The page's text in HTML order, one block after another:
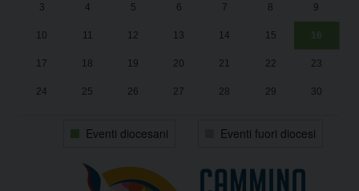
3 4 5 6 7 8 9
10 11 12 13 14 15 16
17 18 19 20 21 22 23
24 25 26 27 28 29 30
Eventi diocesani Eventi fuori diocesi